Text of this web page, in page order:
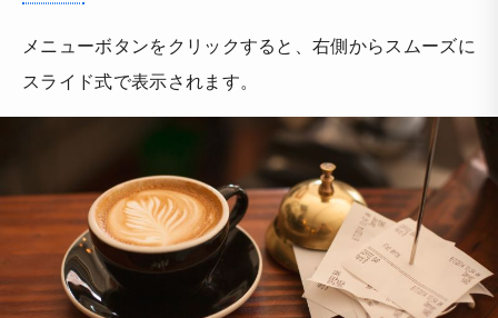
メニューボタンをクリックすると、右側からスムーズに
スライド式で表示されます。